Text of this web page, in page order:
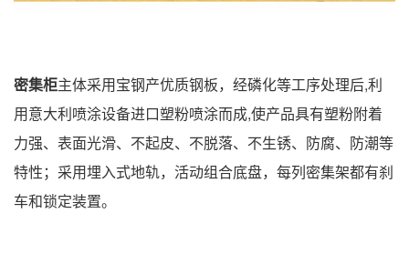
密集柜主体采用宝钢产优质钢板，经磷化等工序处理后,利
用意大利喷涂设备进口塑粉喷涂而成,使产品具有塑粉附着
力强、表面光滑、不起皮、不脱落、不生锈、防腐、防潮等
特性；采用埋入式地轨，活动组合底盘，每列密集架都有刹
车和锁定装置。